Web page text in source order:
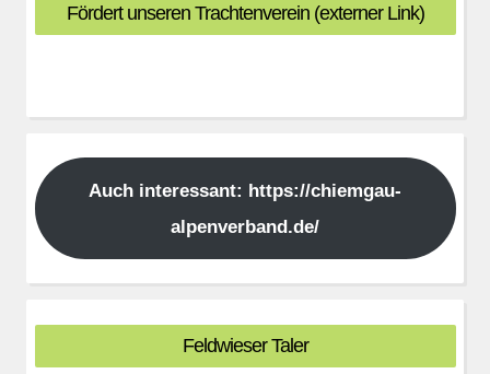
Fördert unseren Trachtenverein (externer Link)
Auch interessant: https://chiemgau-
alpenverband.de/
Feldwieser Taler